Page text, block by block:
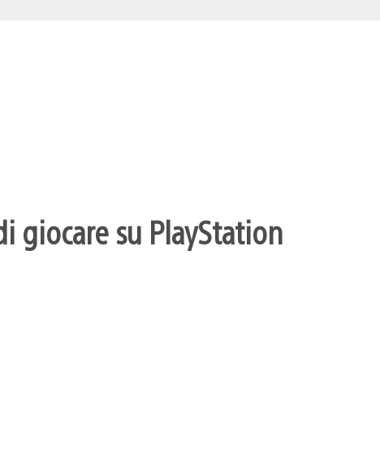
giocare su PlayStation